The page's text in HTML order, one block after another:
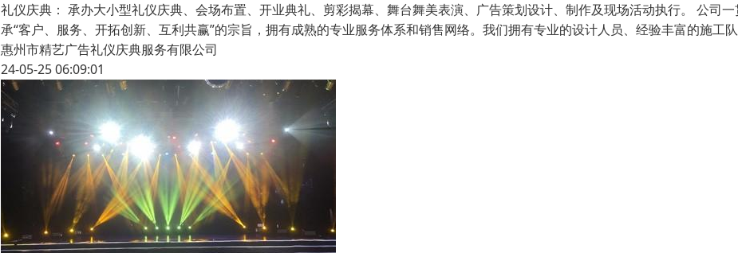
礼仪庆典： 承办大小型礼仪庆典、会场布置、开业典礼、剪彩揭幕、舞台舞美表演、广告策划设计、制作及现场活动执行。 公司
承“客户、服务、开拓创新、互利共赢”的宗旨，拥有成熟的专业服务体系和销售网络。我们拥有专业的设计人员、经验丰富的施工队
惠州市精艺广告礼仪庆典服务有限公司
24-05-25 06:09:01